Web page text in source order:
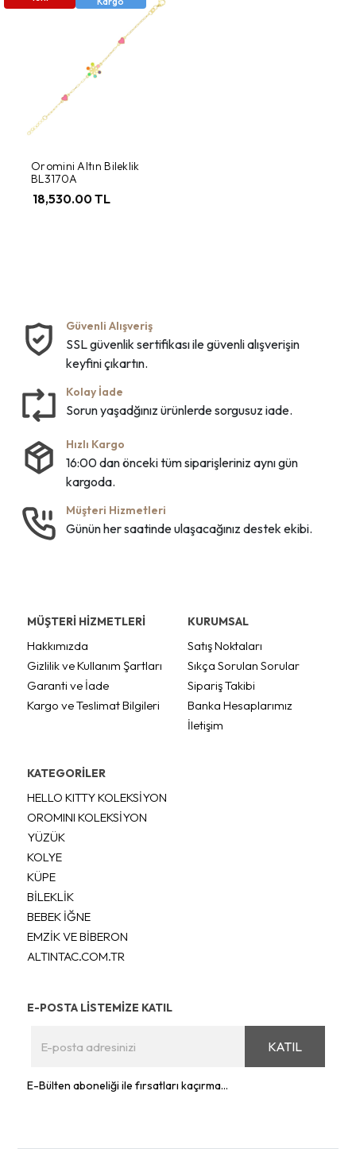
Oromini Altın Bileklik
BL3170A
18,530.00 TL
Güvenli Alışveriş
SSL güvenlik sertifikası ile güvenli alışverişin
keyfini çıkartın.
Kolay İade
Sorun yaşadğınız ürünlerde sorgusuz iade.
Hızlı Kargo
16:00 dan önceki tüm siparişleriniz aynı gün
kargoda.
Müşteri Hizmetleri
Günün her saatinde ulaşacağınız destek ekibi.
MÜŞTERİ HİZMETLERİ
Hakkımızda
Gizlilik ve Kullanım Şartları
Garanti ve İade
Kargo ve Teslimat Bilgileri
KURUMSAL
Satış Noktaları
Sıkça Sorulan Sorular
Sipariş Takibi
Banka Hesaplarımız
İletişim
KATEGORİLER
HELLO KITTY KOLEKSİYON
OROMINI KOLEKSİYON
YÜZÜK
KOLYE
KÜPE
BİLEKLİK
BEBEK İĞNE
EMZİK VE BİBERON
ALTINTAC.COM.TR
E-POSTA LİSTEMİZE KATIL
KATIL
E-Bülten aboneliği ile fırsatları kaçırma...